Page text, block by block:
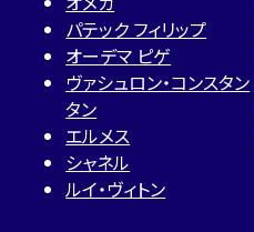
パテック フィリップ
オーデマ ピゲ
ヴァシュロン・コンスタン
タン
エルメス
シャネル
ルイ・ヴィトン